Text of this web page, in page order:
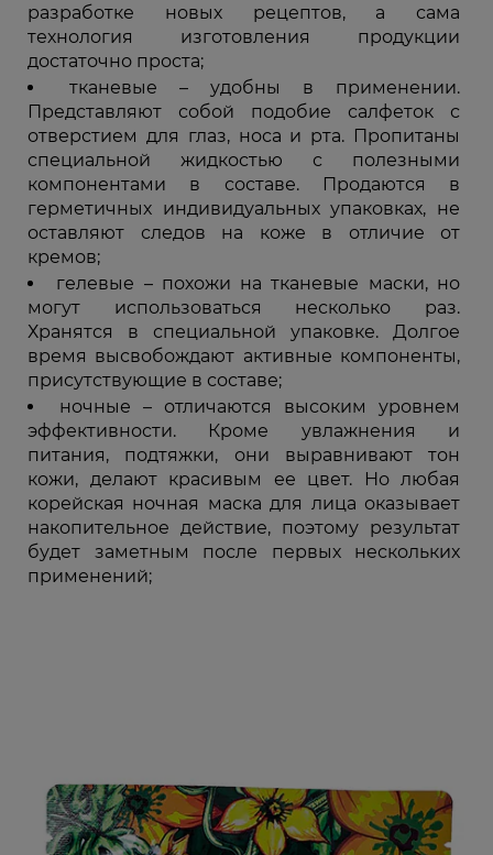
разработке новых рецептов, а сама
технология изготовления продукции
достаточно проста;
тканевые – удобны в применении.
Представляют собой подобие салфеток с
отверстием для глаз, носа и рта. Пропитаны
специальной жидкостью с полезными
компонентами в составе. Продаются в
герметичных индивидуальных упаковках, не
оставляют следов на коже в отличие от
кремов;
гелевые – похожи на тканевые маски, но
могут использоваться несколько раз.
Хранятся в специальной упаковке. Долгое
время высвобождают активные компоненты,
присутствующие в составе;
ночные – отличаются высоким уровнем
эффективности. Кроме увлажнения и
питания, подтяжки, они выравнивают тон
кожи, делают красивым ее цвет. Но любая
корейская ночная маска для лица оказывает
накопительное действие, поэтому результат
будет заметным после первых нескольких
применений;